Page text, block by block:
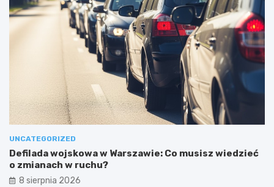
UNCATEGORIZED
Defilada wojskowa w Warszawie: Co musisz wiedzieć
o zmianach w ruchu?
8 sierpnia 2026